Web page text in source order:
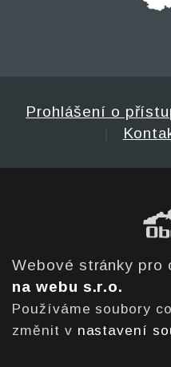
Prohlášení o
Webové stránky
na webu s.r.o.
Používáme soubory
změnit v nastavení